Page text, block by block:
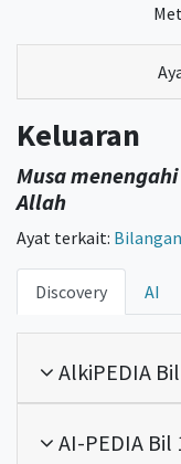
Keluaran
Musa
Allah
Ayat terkait:
Discovery AI
AlkiPEDIA
AI-PEDIA Bil